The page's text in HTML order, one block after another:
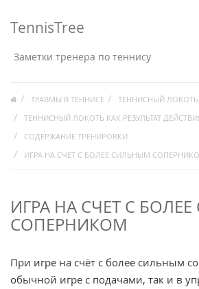
TennisTree
Заметки тренера по теннису
ТРАВМЫ В ТЕННИСЕ
ТЕННИСНЫЙ ЛОКОТЬ
ТЕННИСНЫЙ ЛОКОТЬ КАК РЕЗУЛЬТАТ
СОДЕРЖАНИЕ ТРЕНИРОВКИ
ИГРА НА СЧЕТ С БОЛЕЕ СИЛЬНЫМ
ИГРА НА СЧЕТ С
СОПЕРНИКОМ
При игре на счёт с более сильным
обычной игре с подачами, так и в